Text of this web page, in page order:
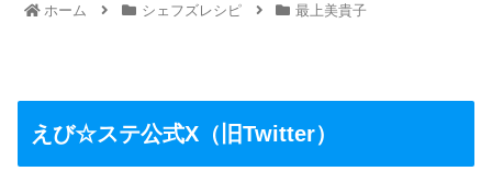
ホーム シェフズレシピ 最上美貴子
えび☆ステ公式X（旧Twitter）